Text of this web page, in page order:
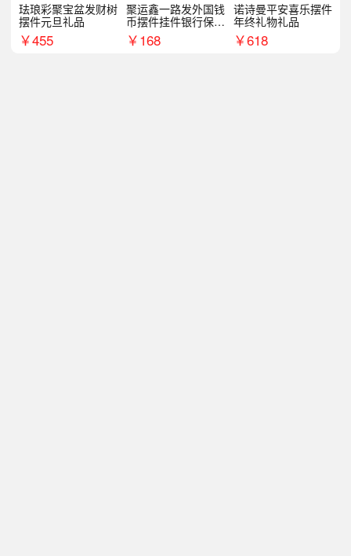
珐琅彩聚宝盆发财树
摆件元旦礼品
￥455
聚运鑫一路发外国钱
币摆件挂件银行保险
商务礼
￥168
诺诗曼平安喜乐摆件
年终礼物礼品
￥618